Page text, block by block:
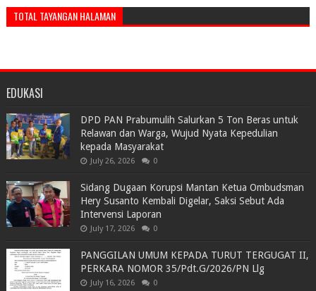
TOTAL TAYANGAN HALAMAN
EDUKASI
DPD PAN Prabumulih Salurkan 5 Ton Beras untuk
Relawan dan Warga, Wujud Nyata Kepedulian
kepada Masyarakat
July 26, 2026 0
Sidang Dugaan Korupsi Mantan Ketua Ombudsman
Hery Susanto Kembali Digelar, Saksi Sebut Ada
Intervensi Laporan
July 17, 2026 0
PANGGILAN UMUM KEPADA TURUT TERGUGAT II,
PERKARA NOMOR 35/Pdt.G/2026/PN Llg
July 16, 2026 0